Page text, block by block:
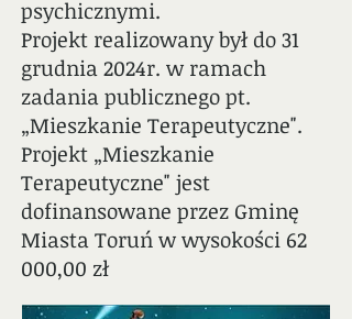
psychicznymi.
Projekt realizowany był do 31
grudnia 2024r. w ramach
zadania publicznego pt.
„Mieszkanie Terapeutyczne".
Projekt „Mieszkanie
Terapeutyczne" jest
dofinansowane przez Gminę
Miasta Toruń w wysokości 62
000,00 zł